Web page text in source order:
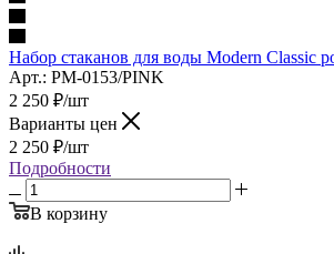
Набор стаканов для воды Modern Classic
Арт.: PM-0153/PINK
2 250 ₽/шт
Варианты цен
2 250 ₽/шт
Подробности
В корзину